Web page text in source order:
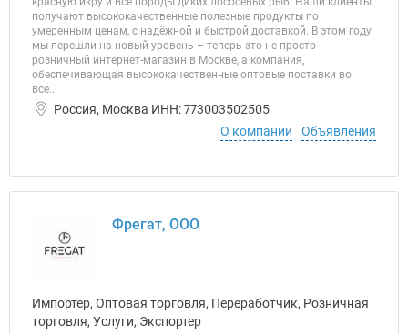
получают высококачественные полезные продукты по
умеренным ценам, с надёжной и быстрой доставкой. В этом году
мы перешли на новый уровень – теперь это не просто
розничный интернет-магазин в Москве, а компания,
обеспечивающая высококачественные оптовые поставки во
все...
Россия, Москва ИНН: 773003502505
О компании
Объявления
Фрегат, ООО
Импортер, Оптовая торговля, Переработчик, Розничная
торговля, Услуги, Экспортер